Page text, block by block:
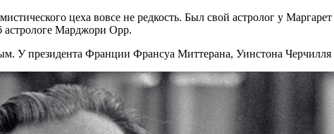
цеха вовсе не редкость. Был свой астролог у
астрологе Марджори Орр.
У президента Франции Франсуа Миттерана, Уинстона Черчилля